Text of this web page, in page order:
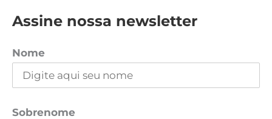
Assine nossa newsletter
Nome
Sobrenome